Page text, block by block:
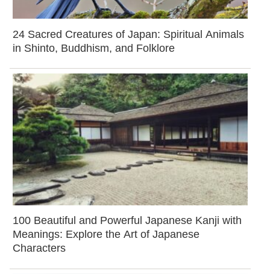
24 Sacred Creatures of Japan: Spiritual Animals
in Shinto, Buddhism, and Folklore
100 Beautiful and Powerful Japanese Kanji with
Meanings: Explore the Art of Japanese
Characters